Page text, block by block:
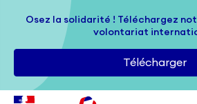
Passer au contenu principal
Osez la solidarité ! Téléchargez
volontariat
Télécharger
Osez la solidarité ! Téléchargez
volontariat
Télécharger